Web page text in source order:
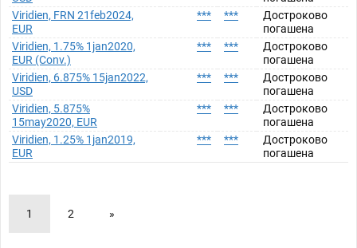
Viridien, FRN 21feb2024,
EUR
*** ***
Достроково
погашена
Viridien, 1.75% 1jan2020,
EUR (Conv.)
*** ***
Достроково
погашена
Viridien, 6.875% 15jan2022,
USD
*** ***
Достроково
погашена
Viridien, 5.875%
15may2020, EUR
*** ***
Достроково
погашена
Viridien, 1.25% 1jan2019,
EUR
*** ***
Достроково
погашена
1 2 »